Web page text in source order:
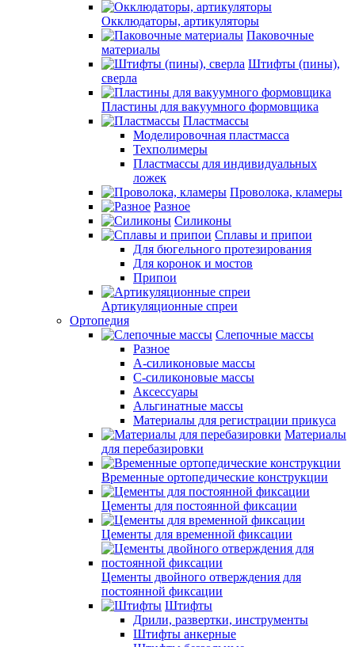
Окклюдаторы, артикуляторы
Паковочные
материалы
Штифты (пины),
сверла
Пластины для вакуумного формовщика
Пластмассы
Моделировочная пластмасса
Техполимеры
Пластмассы для индивидуальных
ложек
Проволока, кламеры
Разное
Силиконы
Сплавы и припои
Для бюгельного протезирования
Для коронок и мостов
Припои
Артикуляционные спреи
Ортопедия
Слепочные массы
Разное
А-силиконовые массы
С-силиконовые массы
Аксессуары
Альгинатные массы
Материалы для регистрации прикуса
Материалы
для перебазировки
Временные ортопедические конструкции
Цементы для постоянной фиксации
Цементы для временной фиксации
Цементы двойного отверждения для
постоянной фиксации
Штифты
Дрили, развертки, инструменты
Штифты анкерные